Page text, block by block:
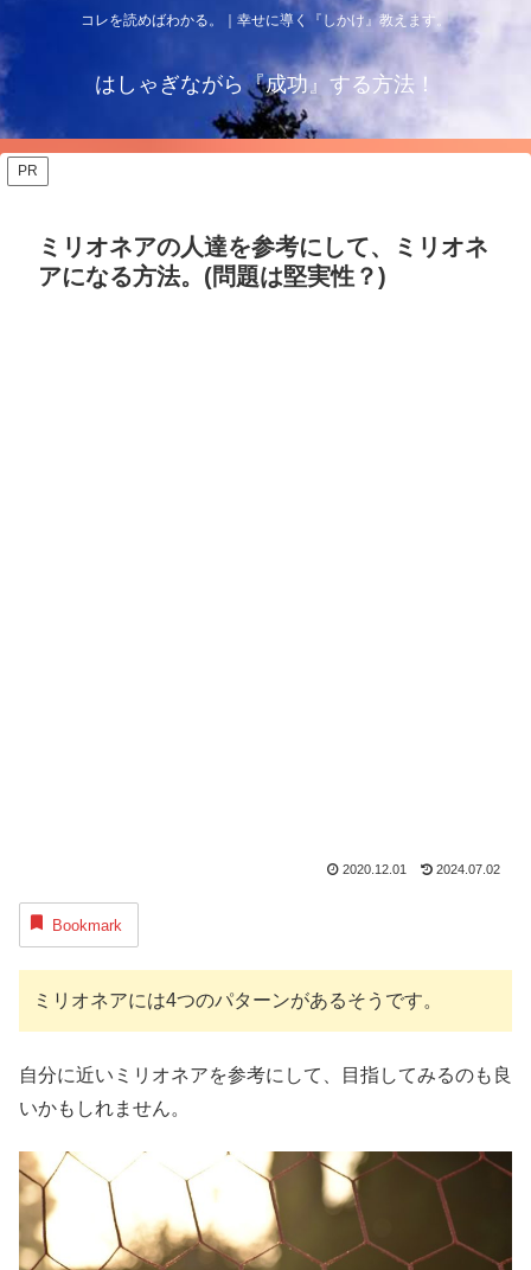
コレを読めばわかる。｜幸せに導く『しかけ』教えます。
はしゃぎながら『成功』する方法！
PR
ミリオネアの人達を参考にして、ミリオネ
アになる方法。(問題は堅実性？)
2020.12.01 2024.07.02
Bookmark
ミリオネアには4つのパターンがあるそうです。
自分に近いミリオネアを参考にして、目指してみるのも良
いかもしれません。